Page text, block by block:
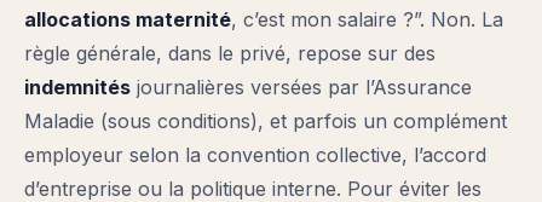
allocations maternité, c’est mon salaire ?”. Non. La
règle générale, dans le privé, repose sur des
indemnités journalières versées par l’Assurance
Maladie (sous conditions), et parfois un complément
employeur selon la convention collective, l’accord
d’entreprise ou la politique interne. Pour éviter les